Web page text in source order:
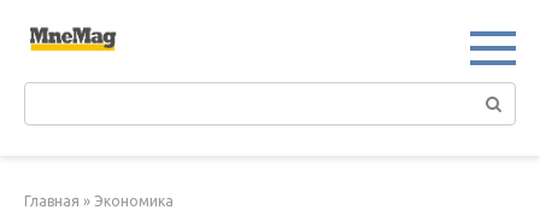
Главная » Экономика